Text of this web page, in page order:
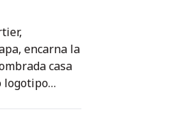
encarna la
casa
logotipo